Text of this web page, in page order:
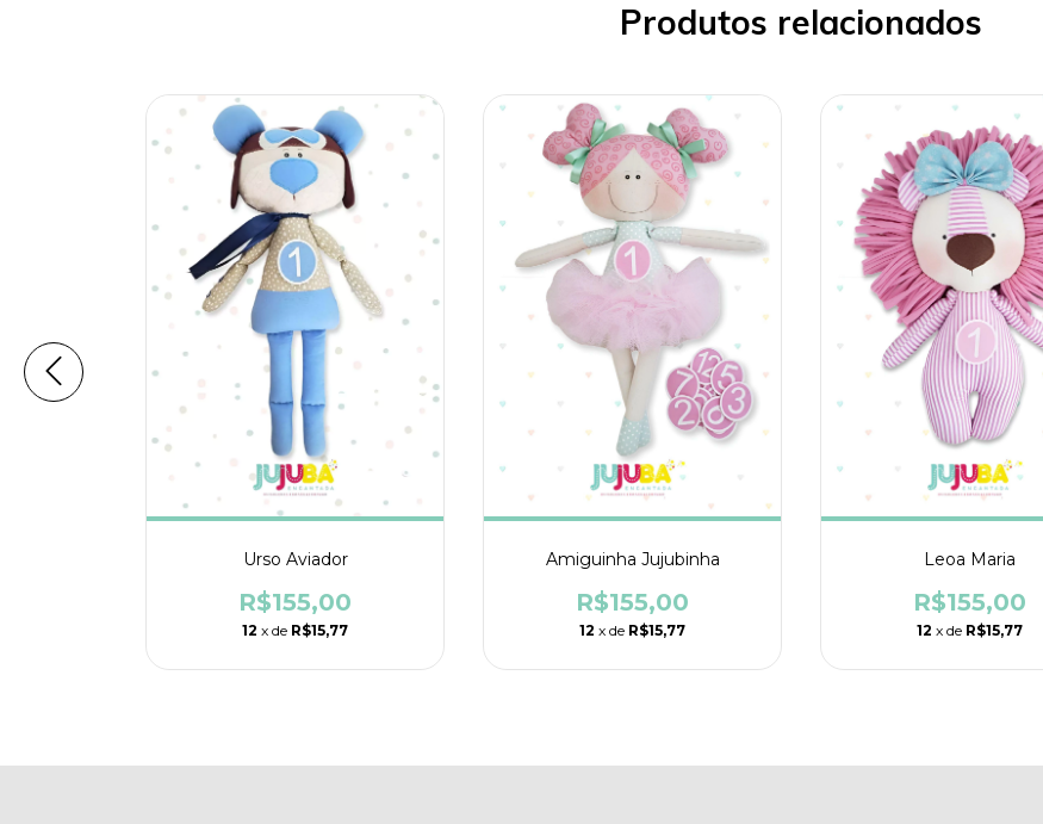
Produtos relacionados
Urso Aviador
R$155,00
12 x de R$15,77
Amiguinha Jujubinha
R$155,00
12 x de R$15,77
Leoa Maria
R$155,00
12 x de R$15,77